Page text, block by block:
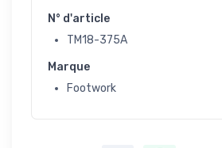
N° d'article
TM18-375A
Marque
Footwork